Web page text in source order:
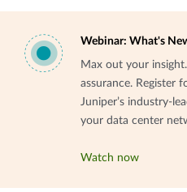
Webinar: What's
Max out your
assurance. Register
Juniper’s industry-
your data center
Watch now